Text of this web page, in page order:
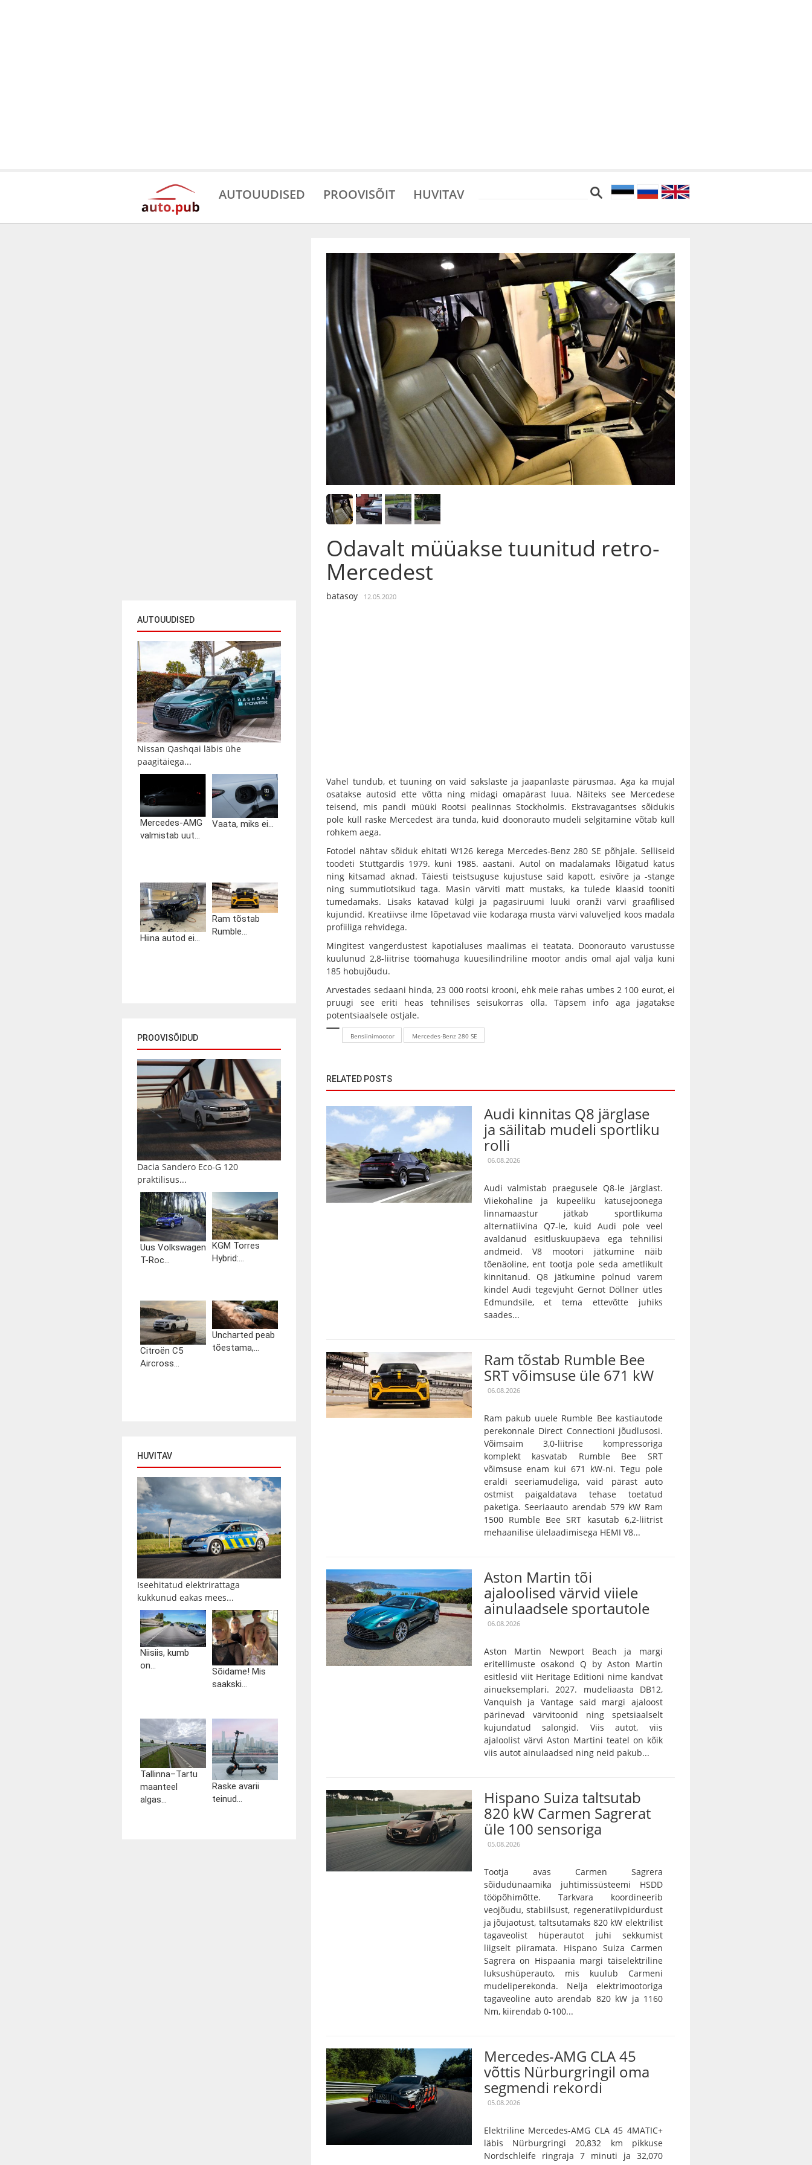
AUTOUUDISED PROOVISÕIT HUVITAV
AUTOUUDISED
Nissan Qashqai läbis ühe
paagitäiega...
Mercedes-AMG
valmistab uut...
Vaata, miks ei...
Hiina autod ei...
Ram tõstab
Rumble...
PROOVISÕIDUD
Dacia Sandero Eco-G 120
praktilisus...
Uus Volkswagen
T-Roc...
KGM Torres
Hybrid:...
Citroën C5
Aircross...
Uncharted peab
tõestama,...
HUVITAV
Iseehitatud elektrirattaga
kukkunud eakas mees...
Niisiis, kumb
on...
Sõidame! Mis
saakski...
Tallinna–Tartu
maanteel
algas...
Raske avarii
teinud...
Odavalt müüakse tuunitud retro-
Mercedest
batasoy 12.05.2020
Vahel tundub, et tuuning on vaid sakslaste ja jaapanlaste pärusmaa. Aga ka mujal
osatakse autosid ette võtta ning midagi omapärast luua. Näiteks see Mercedese
teisend, mis pandi müüki Rootsi pealinnas Stockholmis. Ekstravagantses sõidukis
pole küll raske Mercedest ära tunda, kuid doonorauto mudeli selgitamine võtab küll
rohkem aega.
Fotodel nähtav sõiduk ehitati W126 kerega Mercedes-Benz 280 SE põhjale. Selliseid
toodeti Stuttgardis 1979. kuni 1985. aastani. Autol on madalamaks lõigatud katus
ning kitsamad aknad. Täiesti teistsuguse kujustuse said kapott, esivõre ja -stange
ning summutiotsikud taga. Masin värviti matt mustaks, ka tulede klaasid tooniti
tumedamaks. Lisaks katavad külgi ja pagasiruumi luuki oranži värvi graafilised
kujundid. Kreatiivse ilme lõpetavad viie kodaraga musta värvi valuveljed koos madala
profiiliga rehvidega.
Mingitest vangerdustest kapotialuses maalimas ei teatata. Doonorauto varustusse
kuulunud 2,8-liitrise töömahuga kuuesilindriline mootor andis omal ajal välja kuni
185 hobujõudu.
Arvestades sedaani hinda, 23 000 rootsi krooni, ehk meie rahas umbes 2 100 eurot, ei
pruugi see eriti heas tehnilises seisukorras olla. Täpsem info aga jagatakse
potentsiaalsele ostjale.
Bensiinimootor Mercedes-Benz 280 SE
RELATED POSTS
Audi kinnitas Q8 järglase
ja säilitab mudeli sportliku
rolli
06.08.2026
Audi valmistab praegusele Q8-le järglast.
Viiekohaline ja kupeeliku katusejoonega
linnamaastur jätkab sportlikuma
alternatiivina Q7-le, kuid Audi pole veel
avaldanud esitluskuupäeva ega tehnilisi
andmeid. V8 mootori jätkumine näib
tõenäoline, ent tootja pole seda ametlikult
kinnitanud. Q8 jätkumine polnud varem
kindel Audi tegevjuht Gernot Döllner ütles
Edmundsile, et tema ettevõtte juhiks
saades...
Ram tõstab Rumble Bee
SRT võimsuse üle 671 kW
06.08.2026
Ram pakub uuele Rumble Bee kastiautode
perekonnale Direct Connectioni jõudlusosi.
Võimsaim 3,0-liitrise kompressoriga
komplekt kasvatab Rumble Bee SRT
võimsuse enam kui 671 kW-ni. Tegu pole
eraldi seeriamudeliga, vaid pärast auto
ostmist paigaldatava tehase toetatud
paketiga. Seeriaauto arendab 579 kW Ram
1500 Rumble Bee SRT kasutab 6,2-liitrist
mehaanilise ülelaadimisega HEMI V8...
Aston Martin tõi
ajaloolised värvid viiele
ainulaadsele sportautole
06.08.2026
Aston Martin Newport Beach ja margi
eritellimuste osakond Q by Aston Martin
esitlesid viit Heritage Editioni nime kandvat
ainueksemplari. 2027. mudeliaasta DB12,
Vanquish ja Vantage said margi ajaloost
pärinevad värvitoonid ning spetsiaalselt
kujundatud salongid. Viis autot, viis
ajaloolist värvi Aston Martini teatel on kõik
viis autot ainulaadsed ning neid pakub...
Hispano Suiza taltsutab
820 kW Carmen Sagrerat
üle 100 sensoriga
05.08.2026
Tootja avas Carmen Sagrera
sõidudünaamika juhtimissüsteemi HSDD
tööpõhimõtte. Tarkvara koordineerib
veojõudu, stabiilsust, regeneratiivpidurdust
ja jõujaotust, taltsutamaks 820 kW elektrilist
tagaveolist hüperautot juhi sekkumist
liigselt piiramata. Hispano Suiza Carmen
Sagrera on Hispaania margi täiselektriline
luksushüperauto, mis kuulub Carmeni
mudeliperekonda. Nelja elektrimootoriga
tagaveoline auto arendab 820 kW ja 1160
Nm, kiirendab 0-100...
Mercedes-AMG CLA 45
võttis Nürburgringil oma
segmendi rekordi
05.08.2026
Elektriline Mercedes-AMG CLA 45 4MATIC+
läbis Nürburgringi 20,832 km pikkuse
Nordschleife ringraja 7 minuti ja 32,070